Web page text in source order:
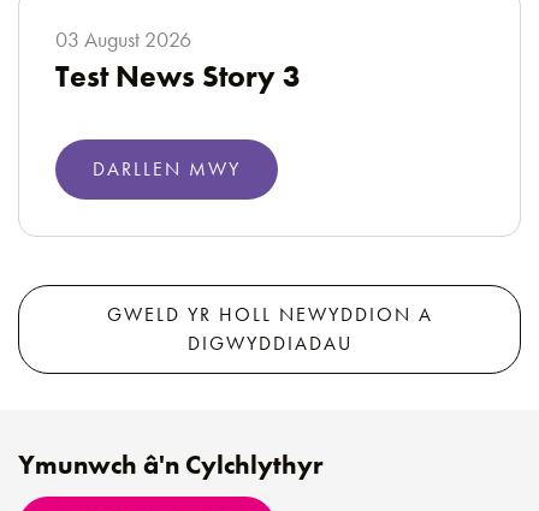
03 August 2026
Test News Story 3
DARLLEN MWY
GWELD YR HOLL NEWYDDION A
DIGWYDDIADAU
Ymunwch â'n Cylchlythyr